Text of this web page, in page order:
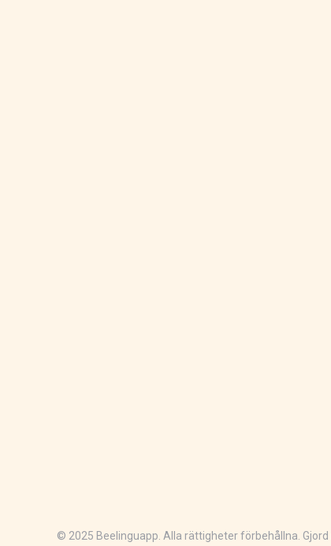
© 2025 Beelinguapp. Alla rättigheter förbehållna.